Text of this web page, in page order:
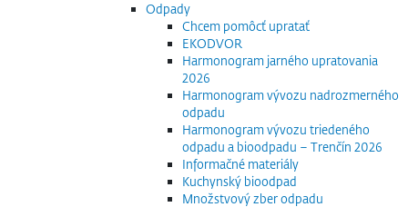
Odpady
Chcem pomôcť upratať
EKODVOR
Harmonogram jarného upratovania
2026
Harmonogram vývozu nadrozmerného
odpadu
Harmonogram vývozu triedeného
odpadu a bioodpadu – Trenčín 2026
Informačné materiály
Kuchynský bioodpad
Množstvový zber odpadu